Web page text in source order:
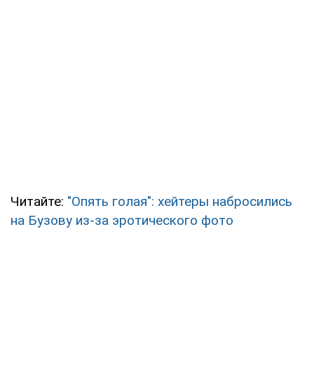
Читайте: "Опять голая": хейтеры набросились
на Бузову из-за эротического фото